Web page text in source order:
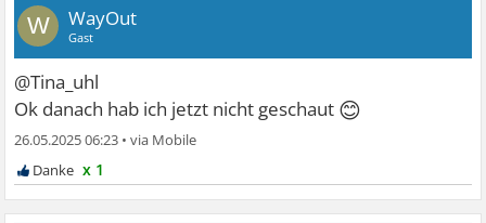
W WayOut
Gast
@Tina_uhl
Ok danach hab ich jetzt nicht geschaut 😊
26.05.2025 06:23 •
x 1